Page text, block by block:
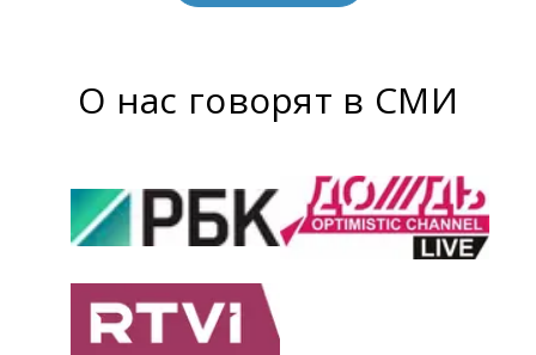
О нас говорят в СМИ